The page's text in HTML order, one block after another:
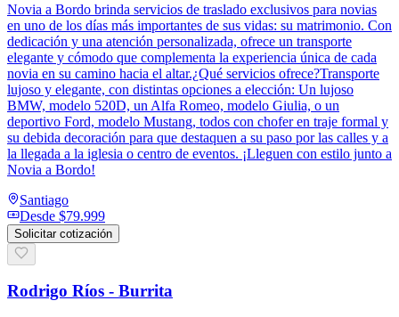
Novia a Bordo brinda servicios de traslado exclusivos para novias
en uno de los días más importantes de sus vidas: su matrimonio. Con
dedicación y una atención personalizada, ofrece un transporte
elegante y cómodo que complementa la experiencia única de cada
novia en su camino hacia el altar.¿Qué servicios ofrece?Transporte
lujoso y elegante, con distintas opciones a elección: Un lujoso
BMW, modelo 520D, un Alfa Romeo, modelo Giulia, o un
deportivo Ford, modelo Mustang, todos con chofer en traje formal y
su debida decoración para que destaquen a su paso por las calles y a
la llegada a la iglesia o centro de eventos. ¡Lleguen con estilo junto a
Novia a Bordo!
Santiago
Desde $79.999
Solicitar cotización
Rodrigo Ríos - Burrita